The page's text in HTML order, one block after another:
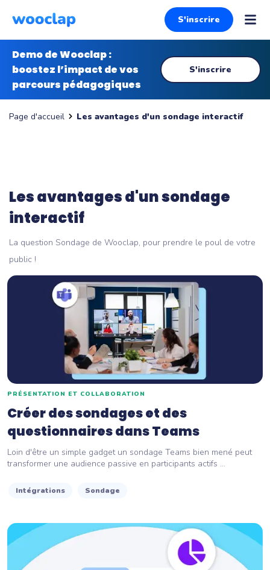
S'inscrire
Demo de Wooclap :
boostez l’impact de vos
parcours pédagogiques
S'inscrire
Page d'accueil Les avantages d'un sondage interactif
Les avantages d'un sondage
interactif
La question Sondage de Wooclap, pour prendre le poul de votre
public !
PRÉSENTATION ET COLLABORATION
Créer des sondages et des
questionnaires dans Teams
Loin d'être un simple gadget un sondage Teams bien mené peut
transformer une audience passive en participants actifs ...
Intégrations Sondage